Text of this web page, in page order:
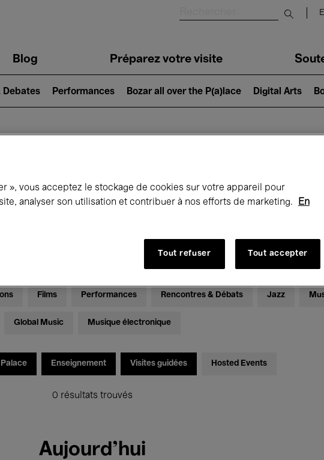
Submit
Blog Préparez votre visite
Debates Performances Bozar all over the P(a)lace Digital Arts
passe à Bozar
07 - Samedi 15 Août 2026
Films Performances Rencontres & Débats Jazz
Global Music Musique électronique
Palace Enseignement Visites guidées Hosted Events
0 résultats trouvés
Aujourd'hui
», vous acceptez le stockage de cookies sur votre appareil pour
analyser son utilisation et contribuer à nos efforts de marketing.
En
Tout refuser Tout accepter